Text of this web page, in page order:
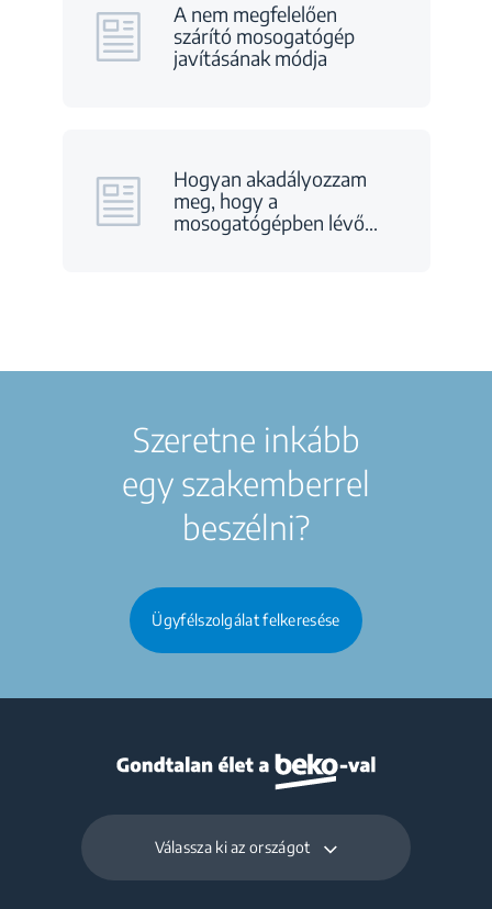
A nem megfelelően
szárító mosogatógép
javításának módja
Hogyan akadályozzam
meg, hogy a
mosogatógépben lévő…
Szeretne inkább
egy szakemberrel
beszélni?
Ügyfélszolgálat felkeresése
Válassza ki az országot